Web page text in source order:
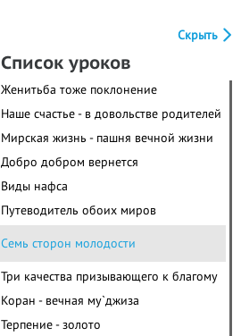
Войти | Регистрация
Скрыть
Список уроков
Женитьба тоже поклонение
Наше счастье - в довольстве родителей
Мирская жизнь - пашня вечной жизни
Добро добром вернется
Виды нафса
Путеводитель обоих миров
Семь сторон молодости
Три качества призывающего к благому
Коран - вечная му`джиза
Терпение - золото